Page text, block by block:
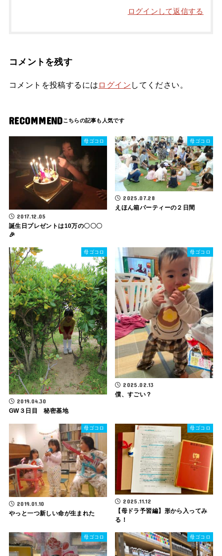
ログインして返信する
コメントを残す
コメントを投稿するには ログイン してください。
RECOMMEND
母ゴコロ
2017.12.05
誕生日プレゼントは10万の〇〇〇
🎉
母ゴコロ
2025.07.28
えほん箱パーティーの２日間
母ゴコロ
2019.04.30
GW３日目 秘密基地
母ゴコロ
2025.02.13
僕、すごい？
母ゴコロ
2019.01.10
やっと一つ新しい命が生まれた
母ゴコロ
2025.11.12
【母ドラ予習編】形から入ってみ
る！
母ゴコロ 母ゴコロ